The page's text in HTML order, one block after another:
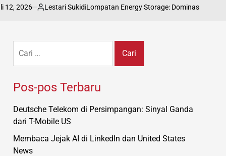
Posted
Lestari SukidiLompatan Energy Storage: Dominasi Baterai China
untuk:
Pos-pos Terbaru
Deutsche Telekom di Persimpangan: Sinyal Ganda
dari T-Mobile US
Membaca Jejak AI di LinkedIn dan United States
News